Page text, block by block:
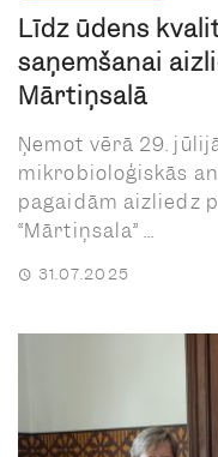
Līdz ūdens
saņemšanai
Mārtiņsalā
Ņemot vērā 29.
mikrobioloģiskās
pagaidām aizliedz
“Mārtiņsala” ...
31.07.2025